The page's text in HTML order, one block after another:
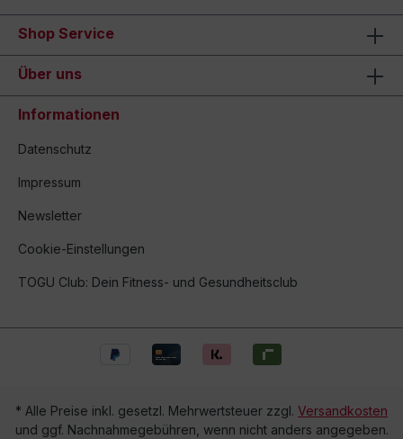
Shop Service
Über uns
Informationen
Datenschutz
Impressum
Newsletter
Cookie-Einstellungen
TOGU Club: Dein Fitness- und Gesundheitsclub
* Alle Preise inkl. gesetzl. Mehrwertsteuer zzgl. Versandkosten
und ggf. Nachnahmegebühren, wenn nicht anders angegeben.